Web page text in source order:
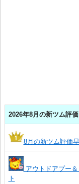
2026年8月の新ツム評
8月の新ツム評価
アウトドアプー＆
ト